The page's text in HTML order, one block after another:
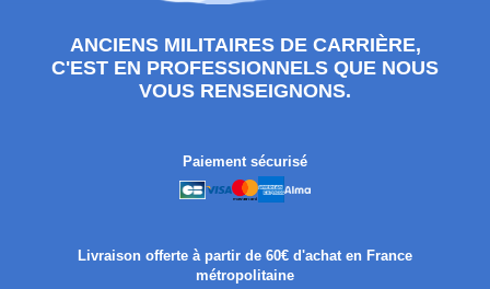
ANCIENS MILITAIRES DE CARRIÈRE,
C'EST EN PROFESSIONNELS QUE NOUS
VOUS RENSEIGNONS.
Paiement sécurisé
Livraison offerte à partir de 60€ d'achat en France
métropolitaine